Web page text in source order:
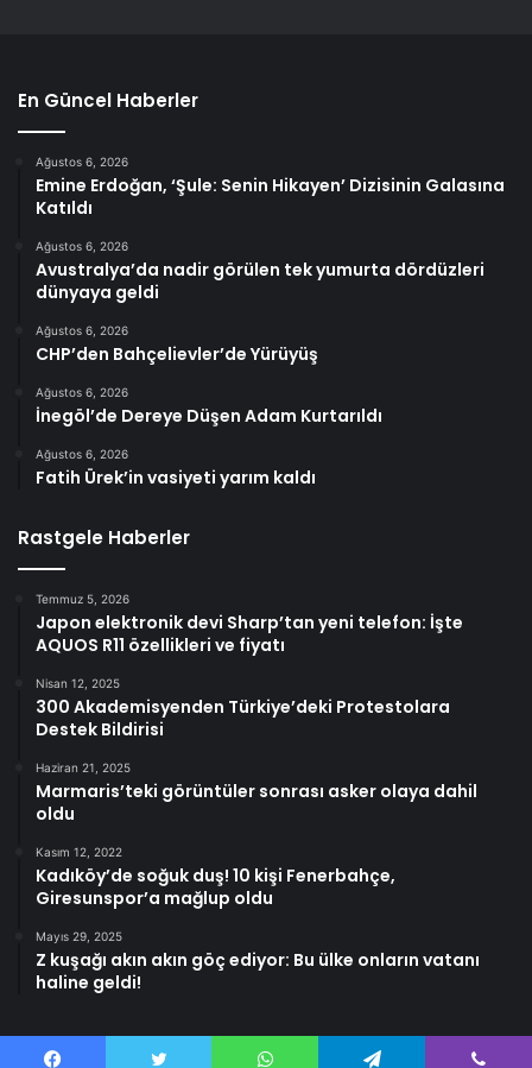
En Güncel Haberler
Ağustos 6, 2026
Emine Erdoğan, ‘Şule: Senin Hikayen’ Dizisinin Galasına
Katıldı
Ağustos 6, 2026
Avustralya’da nadir görülen tek yumurta dördüzleri
dünyaya geldi
Ağustos 6, 2026
CHP’den Bahçelievler’de Yürüyüş
Ağustos 6, 2026
İnegöl’de Dereye Düşen Adam Kurtarıldı
Ağustos 6, 2026
Fatih Ürek’in vasiyeti yarım kaldı
Rastgele Haberler
Temmuz 5, 2026
Japon elektronik devi Sharp’tan yeni telefon: İşte
AQUOS R11 özellikleri ve fiyatı
Nisan 12, 2025
300 Akademisyenden Türkiye’deki Protestolara
Destek Bildirisi
Haziran 21, 2025
Marmaris’teki görüntüler sonrası asker olaya dahil
oldu
Kasım 12, 2022
Kadıköy’de soğuk duş! 10 kişi Fenerbahçe,
Giresunspor’a mağlup oldu
Mayıs 29, 2025
Z kuşağı akın akın göç ediyor: Bu ülke onların vatanı
haline geldi!